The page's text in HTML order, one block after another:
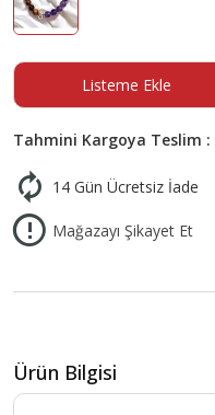
Listeme Ekle
Tahmini Kargoya Teslim :
14 Gün Ücretsiz İade
Mağazayı Şikayet Et
Ürün Bilgisi